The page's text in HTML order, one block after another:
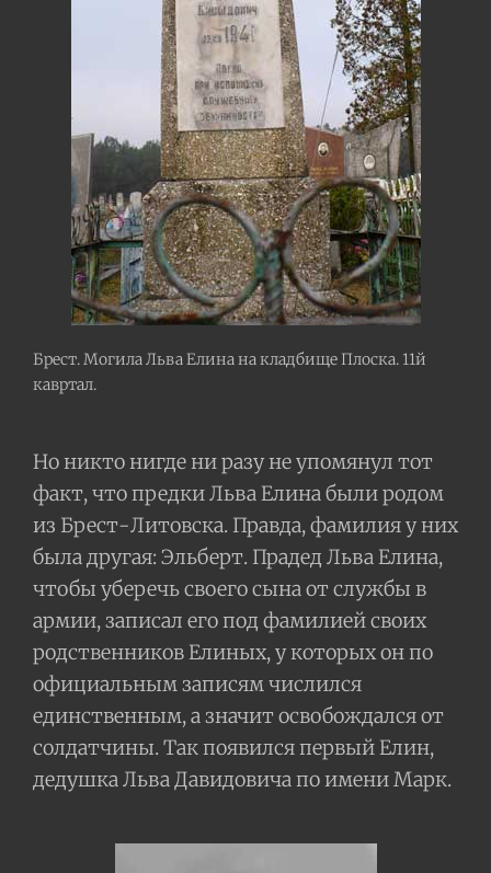
Брест. Могила Льва Елина на кладбище Плоска. 11й
кавртал.
Но никто нигде ни разу не упомянул тот
факт, что предки Льва Елина были родом
из Брест-Литовска. Правда, фамилия у них
была другая: Эльберт. Прадед Льва Елина,
чтобы уберечь своего сына от службы в
армии, записал его под фамилией своих
родственников Елиных, у которых он по
официальным записям числился
единственным, а значит освобождался от
солдатчины. Так появился первый Елин,
дедушка Льва Давидовича по имени Марк.